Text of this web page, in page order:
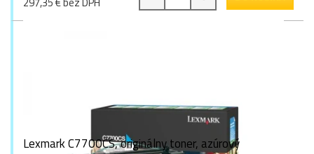
Lexmark C7700CS, originálny toner, azúrový